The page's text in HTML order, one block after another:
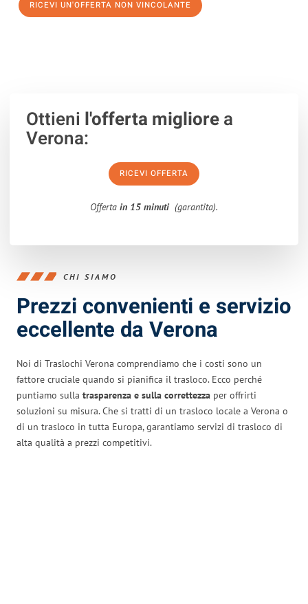
RICEVI UN'OFFERTA NON VINCOLANTE
Ottieni l'offerta migliorea
Verona:
RICEVI OFFERTA
Offerta in 15 minuti (garantita).
CHI SIAMO
Prezzi convenienti e servizio
eccellente da Verona
Noi di Traslochi Verona comprendiamo che i costi sono un
fattore cruciale quando si pianifica il trasloco. Ecco perché
puntiamo sulla trasparenza e sulla correttezza per offrirti
soluzioni su misura. Che si tratti di un trasloco locale a Verona o
di un trasloco in tutta Europa, garantiamo servizi di trasloco di
alta qualità a prezzi competitivi.